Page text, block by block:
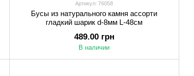
Артикул: 76058
Бусы из натурального камня ассорти
гладкий шарик d-8мм L-48см
489.00 грн
В наличии